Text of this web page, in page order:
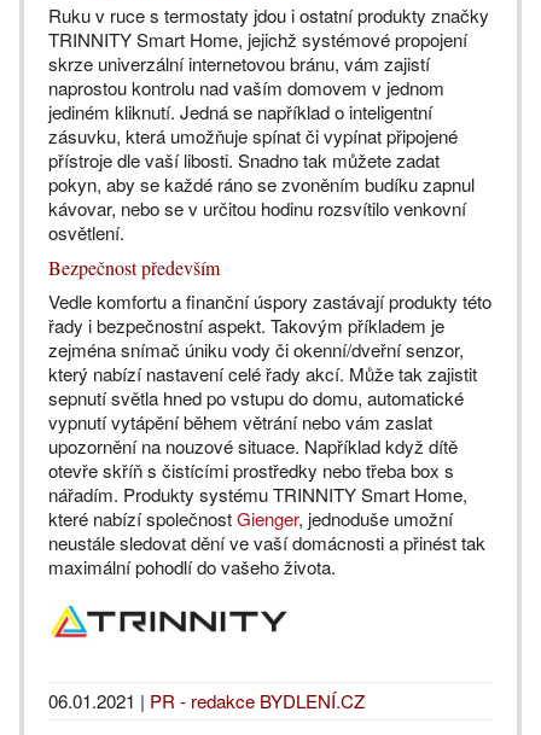
Ruku v ruce s termostaty jdou i ostatní produkty značky
TRINNITY Smart Home, jejichž systémové propojení
skrze univerzální internetovou bránu, vám zajistí
naprostou kontrolu nad vaším domovem v jednom
jediném kliknutí. Jedná se například o inteligentní
zásuvku, která umožňuje spínat či vypínat připojené
přístroje dle vaší libosti. Snadno tak můžete zadat
pokyn, aby se každé ráno se zvoněním budíku zapnul
kávovar, nebo se v určitou hodinu rozsvítilo venkovní
osvětlení.
Bezpečnost především
Vedle komfortu a finanční úspory zastávají produkty této
řady i bezpečnostní aspekt. Takovým příkladem je
zejména snímač úniku vody či okenní/dveřní senzor,
který nabízí nastavení celé řady akcí. Může tak zajistit
sepnutí světla hned po vstupu do domu, automatické
vypnutí vytápění během větrání nebo vám zaslat
upozornění na nouzové situace. Například když dítě
otevře skříň s čistícími prostředky nebo třeba box s
nářadím. Produkty systému TRINNITY Smart Home,
které nabízí společnostGienger, jednoduše umožní
neustále sledovat dění ve vaší domácnosti a přinést tak
maximální pohodlí do vašeho života.
06.01.2021 | PR - redakce BYDLENÍ.CZ